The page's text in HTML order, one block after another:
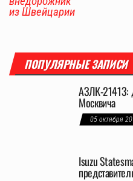
из Швейцарии
ПОПУЛЯРНЫЕ ЗАПИСИ
АЗЛК-21413:
Москвича
05 октября
Isuzu